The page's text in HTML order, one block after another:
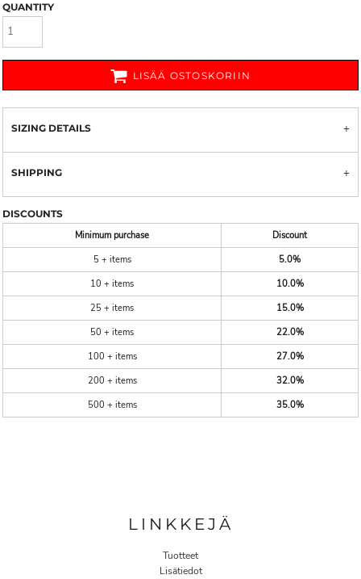
QUANTITY
LISÄÄ OSTOSKORIIN
SIZING DETAILS
SHIPPING
DISCOUNTS
Minimum purchase
Discount
5 + items
5.0%
10 + items
10.0%
25 + items
15.0%
50 + items
22.0%
100 + items
27.0%
200 + items
32.0%
500 + items
35.0%
LINKKEJÄ
Tuotteet
Lisätiedot